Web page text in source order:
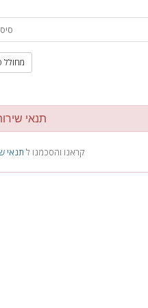
מחולל
תנאי
קראנו והסכמנו ל תנאי